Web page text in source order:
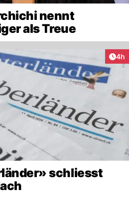
nennt
als Treue
4h
schliesst